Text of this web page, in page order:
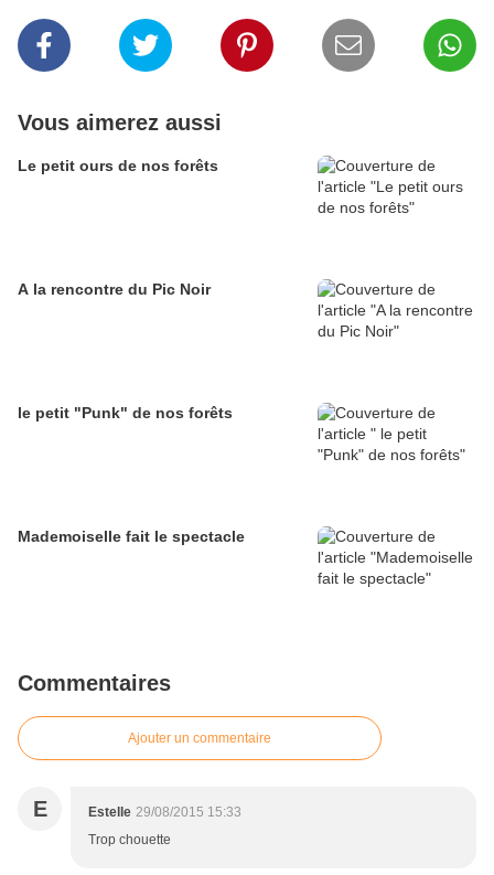
Vous aimerez aussi
Le petit ours de nos forêts
A la rencontre du Pic Noir
le petit "Punk" de nos forêts
Mademoiselle fait le spectacle
Commentaires
Ajouter un commentaire
E Estelle 29/08/2015 15:33
Trop chouette